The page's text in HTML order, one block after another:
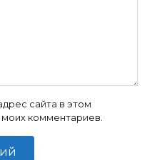
сайта в этом
комментариев.